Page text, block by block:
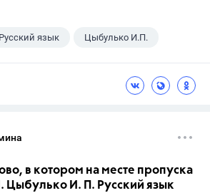
Русский язык Цыбулько И.П.
в котором на месте пропуска
Цыбулько И. П. Русский язык